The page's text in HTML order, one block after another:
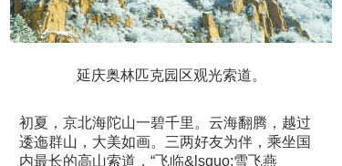
延庆奥林匹克园区观光索道。
初夏，京北海陀山一碧千里。云海翻腾，越过
逶迤群山，大美如画。三两好友为伴，乘坐国
内最长的高山索道，“飞临&lsquo;雪飞燕